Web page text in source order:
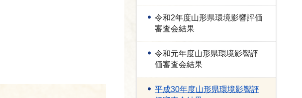
令和2年度山形県環境影響評価
審査会結果
令和元年度山形県環境影響評
価審査会結果
平成30年度山形県環境影響評